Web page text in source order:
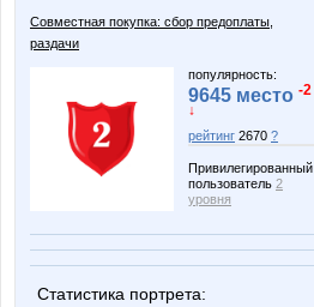
Совместная покупка: сбор предоплаты,
раздачи
популярность:
9645 место -2
↓
рейтинг 2670 ?
Привилегированный
пользователь 2
уровня
Статистика портрета: